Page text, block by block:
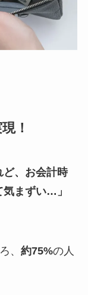
！
ど、お会計時
まずい…」
、 約75%の人